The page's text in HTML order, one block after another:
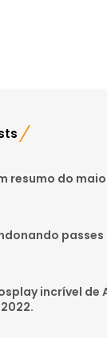
resumo do
incrível de